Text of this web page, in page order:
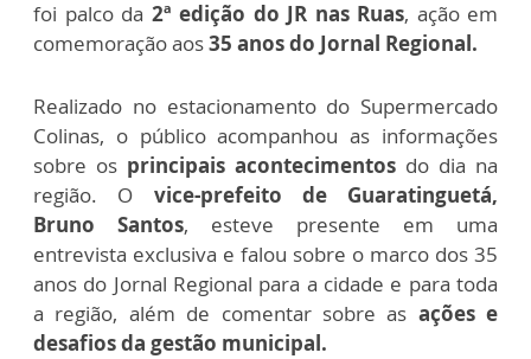
foi palco da 2ª edição do JR nas Ruas, ação em
comemoração aos35 anos do Jornal Regional.
Realizado no estacionamento do Supermercado
Colinas, opúblico acompanhou as informações
sobre os principais acontecimentos do dia na
região. O vice-prefeito de Guaratinguetá,
Bruno Santos, esteve presente em uma
entrevista exclusiva e falou sobre o marco dos 35
anos do Jornal Regional para a cidade e para toda
a região, além de comentar sobre as ações e
desafios da gestão municipal.